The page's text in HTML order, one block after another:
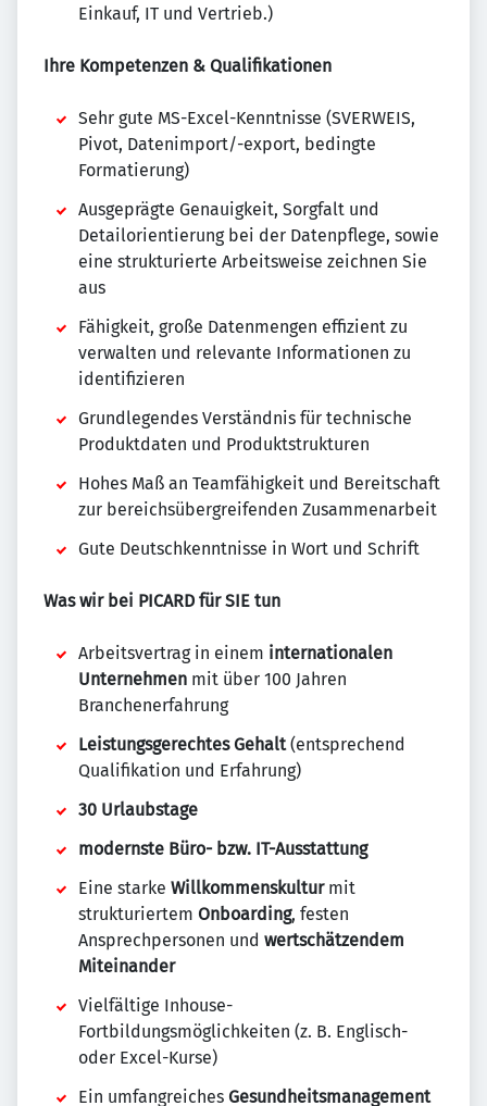
Einkauf, IT und Vertrieb.)
Ihre Kompetenzen & Qualifikationen
Sehr gute MS-Excel-Kenntnisse (SVERWEIS,
Pivot, Datenimport/-export, bedingte
Formatierung)
Ausgeprägte Genauigkeit, Sorgfalt und
Detailorientierung bei der Datenpflege, sowie
eine strukturierte Arbeitsweise zeichnen Sie
aus
Fähigkeit, große Datenmengen effizient zu
verwalten und relevante Informationen zu
identifizieren
Grundlegendes Verständnis für technische
Produktdaten und Produktstrukturen
Hohes Maß an Teamfähigkeit und Bereitschaft
zur bereichsübergreifenden Zusammenarbeit
Gute Deutschkenntnisse in Wort und Schrift
Was wir bei PICARD für SIE tun
Arbeitsvertrag in einem internationalen
Unternehmen mit über 100 Jahren
Branchenerfahrung
Leistungsgerechtes Gehalt(entsprechend
Qualifikation und Erfahrung)
30 Urlaubstage
modernste Büro- bzw. IT-Ausstattung
Eine starke Willkommenskulturmit
strukturiertem Onboarding, festen
Ansprechpersonen und wertschätzendem
Miteinander
Vielfältige Inhouse-
Fortbildungsmöglichkeiten (z. B. Englisch-
oder Excel-Kurse)
Ein umfangreiches Gesundheitsmanagement